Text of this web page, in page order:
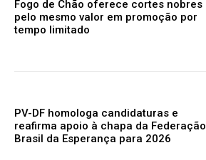
Fogo de Chão oferece cortes nobres
pelo mesmo valor em promoção por
tempo limitado
PV-DF homologa candidaturas e
reafirma apoio à chapa da Federação
Brasil da Esperança para 2026